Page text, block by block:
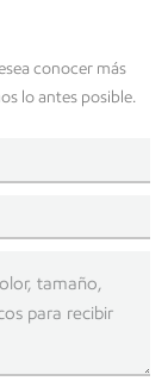
conocer más
lo antes posible.